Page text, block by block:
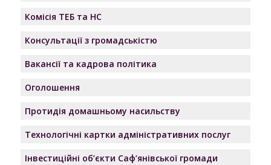
Комісія ТЕБ та НС
Консультації з громадськістю
Вакансії та кадрова політика
Оголошення
Протидія домашньому насильству
Технологічні картки адміністративних послуг
Інвестиційні об’єкти Саф’янівської громади